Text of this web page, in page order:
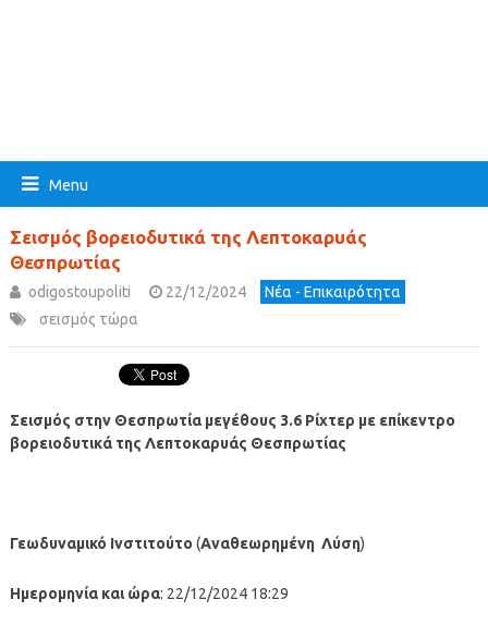
Menu
Σεισμός βορειοδυτικά της Λεπτοκαρυάς
Θεσπρωτίας
odigostoupoliti 22/12/2024
Νέα - Επικαιρότητα
σεισμός τώρα
Σεισμός στην Θεσπρωτία μεγέθους 3.6 Ρίχτερ με επίκεντρο
βορειοδυτικά της Λεπτοκαρυάς Θεσπρωτίας
Γεωδυναμικό Ινστιτούτο (Αναθεωρημένη Λύση)
Ημερομηνία και ώρα: 22/12/2024 18:29